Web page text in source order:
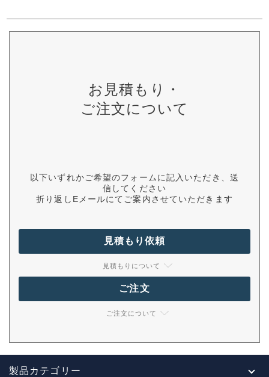
お見積もり・
ご注文について
以下いずれかご希望のフォームに記入いただき、送
信してください
折り返しEメールにてご案内させていただきます
見積もり依頼
見積もりについて
ご注文
ご注文について
製品カテゴリー